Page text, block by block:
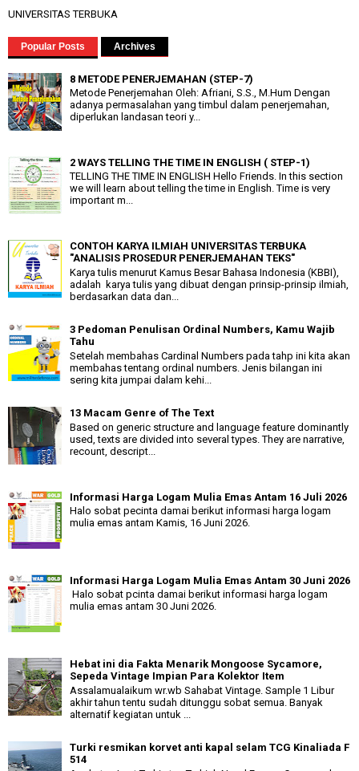
UNIVERSITAS TERBUKA
Popular Posts Archives
8 METODE PENERJEMAHAN (STEP-7)
Metode Penerjemahan Oleh: Afriani, S.S., M.Hum Dengan
adanya permasalahan yang timbul dalam penerjemahan,
diperlukan landasan teori y...
2 WAYS TELLING THE TIME IN ENGLISH ( STEP-1)
TELLING THE TIME IN ENGLISH Hello Friends. In this section
we will learn about telling the time in English. Time is very
important m...
CONTOH KARYA ILMIAH UNIVERSITAS TERBUKA
"ANALISIS PROSEDUR PENERJEMAHAN TEKS"
Karya tulis menurut Kamus Besar Bahasa Indonesia (KBBI),
adalah karya tulis yang dibuat dengan prinsip-prinsip ilmiah,
berdasarkan data dan...
3 Pedoman Penulisan Ordinal Numbers, Kamu Wajib
Tahu
Setelah membahas Cardinal Numbers pada tahp ini kita akan
membahas tentang ordinal numbers. Jenis bilangan ini
sering kita jumpai dalam kehi...
13 Macam Genre of The Text
Based on generic structure and language feature dominantly
used, texts are divided into several types. They are narrative,
recount, descript...
Informasi Harga Logam Mulia Emas Antam 16 Juli 2026
Halo sobat pecinta damai berikut informasi harga logam
mulia emas antam Kamis, 16 Juni 2026.
Informasi Harga Logam Mulia Emas Antam 30 Juni 2026
Halo sobat pcinta damai berikut informasi harga logam
mulia emas antam 30 Juni 2026.
Hebat ini dia Fakta Menarik Mongoose Sycamore,
Sepeda Vintage Impian Para Kolektor Item
Assalamualaikum wr.wb Sahabat Vintage. Sample 1 Libur
akhir tahun tentu sudah ditunggu sobat semua. Banyak
alternatif kegiatan untuk ...
Turki resmikan korvet anti kapal selam TCG Kinaliada F
514